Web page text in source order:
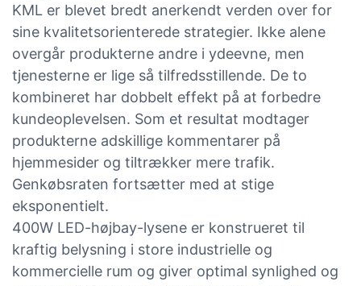
KML er blevet bredt anerkendt verden over for
sine kvalitetsorienterede strategier. Ikke alene
overgår produkterne andre i ydeevne, men
tjenesterne er lige så tilfredsstillende. De to
kombineret har dobbelt effekt på at forbedre
kundeoplevelsen. Som et resultat modtager
produkterne adskillige kommentarer på
hjemmesider og tiltrækker mere trafik.
Genkøbsraten fortsætter med at stige
eksponentielt.
400W LED-højbay-lysene er konstrueret til
kraftig belysning i store industrielle og
kommercielle rum og giver optimal synlighed og